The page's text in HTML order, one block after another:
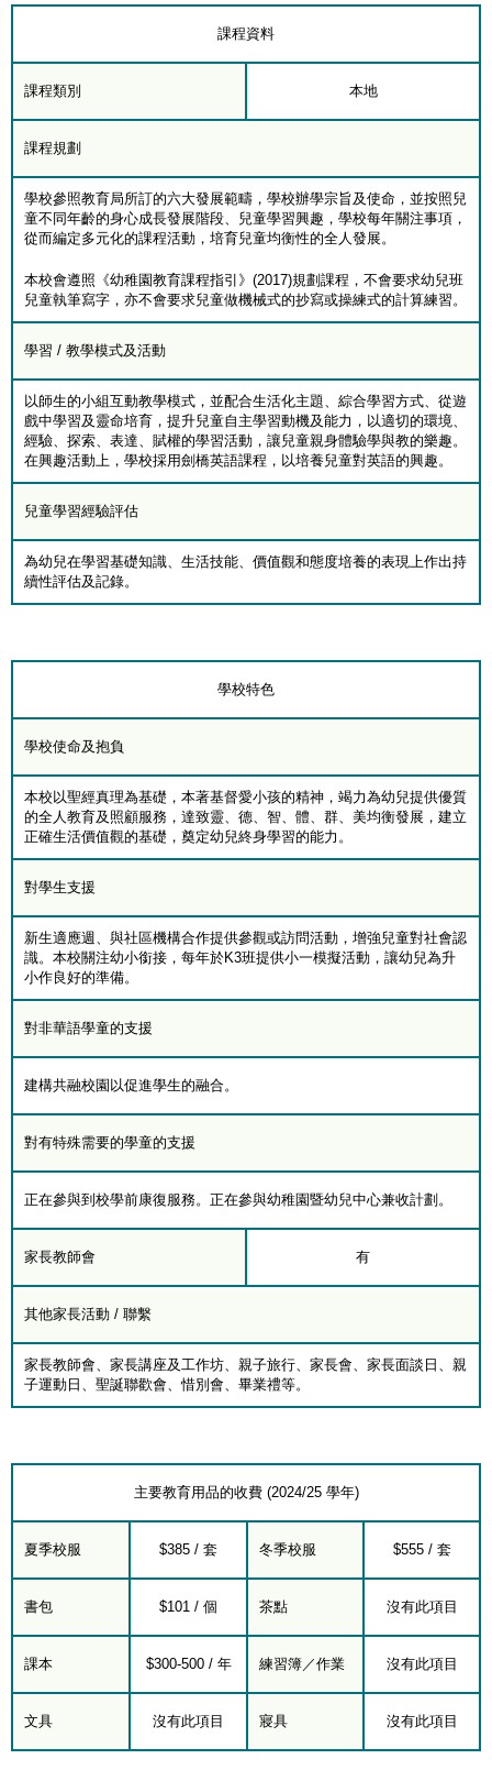
課程資料
課程類別 本地
課程規劃
學校參照教育局所訂的六大發展範疇，學校辦學宗旨及使命，並按照兒
童不同年齡的身心成長發展階段、兒童學習興趣，學校每年關注事項，
從而編定多元化的課程活動，培育兒童均衡性的全人發展。
本校會遵照《幼稚園教育課程指引》(2017)規劃課程，不會要求幼兒班
兒童執筆寫字，亦不會要求兒童做機械式的抄寫或操練式的計算練習。
學習 / 教學模式及活動
以師生的小組互動教學模式，並配合生活化主題、綜合學習方式、從遊
戲中學習及靈命培育，提升兒童自主學習動機及能力，以適切的環境、
經驗、探索、表達、賦權的學習活動，讓兒童親身體驗學與教的樂趣。
在興趣活動上，學校採用劍橋英語課程，以培養兒童對英語的興趣。
兒童學習經驗評估
為幼兒在學習基礎知識、生活技能、價值觀和態度培養的表現上作出持
續性評估及記錄。
學校特色
學校使命及抱負
本校以聖經真理為基礎，本著基督愛小孩的精神，竭力為幼兒提供優質
的全人教育及照顧服務，達致靈、德、智、體、群、美均衡發展，建立
正確生活價值觀的基礎，奠定幼兒終身學習的能力。
對學生支援
新生適應週、與社區機構合作提供參觀或訪問活動，增強兒童對社會認
識。本校關注幼小銜接，每年於K3班提供小一模擬活動，讓幼兒為升
小作良好的準備。
對非華語學童的支援
建構共融校園以促進學生的融合。
對有特殊需要的學童的支援
正在參與到校學前康復服務。正在參與幼稚園暨幼兒中心兼收計劃。
家長教師會 有
其他家長活動 / 聯繫
家長教師會、家長講座及工作坊、親子旅行、家長會、家長面談日、親
子運動日、聖誕聯歡會、惜別會、畢業禮等。
主要教育用品的收費 (2024/25 學年)
夏季校服 $385 / 套 冬季校服 $555 / 套
書包 $101 / 個 茶點 沒有此項目
課本 $300-500 / 年 練習簿／作業 沒有此項目
文具 沒有此項目 寢具 沒有此項目